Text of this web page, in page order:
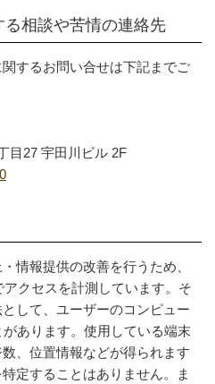
相談や苦情の連絡先
するお問い合せは下記までご
目27 宇田川ビル 2F
情報提供の改善を行うため、
アクセスを計測しています。そ
して、ユーザーのコンピュー
あります。使用している端末
、位置情報などが得られます
定することはありません。ま